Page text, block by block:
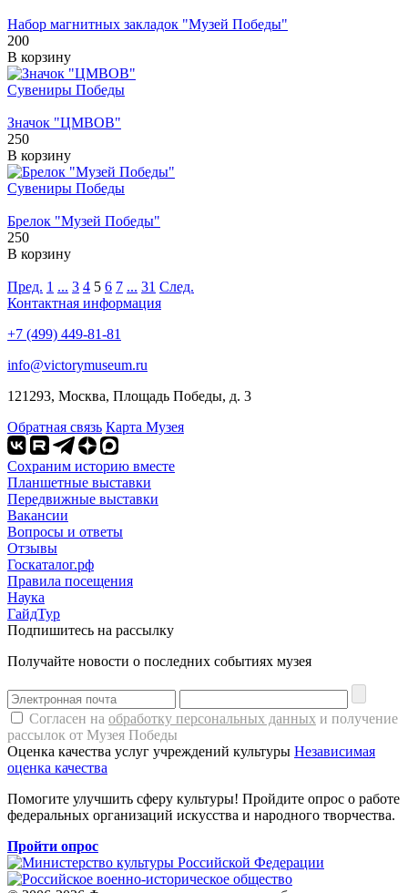
Набор магнитных закладок "Музей Победы"
200
В корзину
Сувениры Победы
Значок "ЦМВОВ"
250
В корзину
Сувениры Победы
Брелок "Музей Победы"
250
В корзину
Пред. 1 ... 3 4 5 6 7 ... 31 След.
Контактная информация
+7 (499) 449-81-81
info@victorymuseum.ru
121293, Москва, Площадь Победы, д. 3
Обратная связь Карта Музея
Сохраним историю вместе
Планшетные выставки
Передвижные выставки
Вакансии
Вопросы и ответы
Отзывы
Госкаталог.рф
Правила посещения
Наука
ГайдТур
Подпишитесь на рассылку
Получайте новости о последних событиях музея
Согласен на обработку персональных данных и получение
рассылок от Музея Победы
Оценка качества услуг учреждений культуры Независимая
оценка качества
Помогите улучшить сферу культуры! Пройдите опрос о работе
федеральных организаций искусства и народного творчества.
Пройти опрос